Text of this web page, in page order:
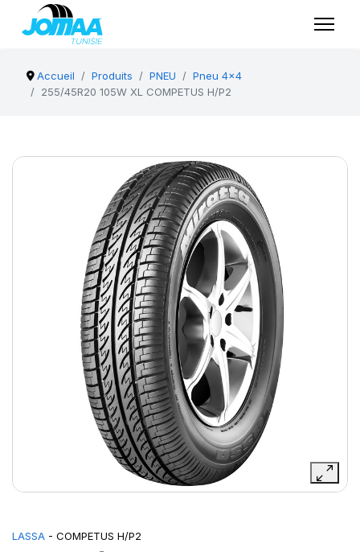
Accueil Produits PNEU
Pneu 4x4
255/45R20 105W XL COMPETUS H/P2
LASSA - COMPETUS H/P2